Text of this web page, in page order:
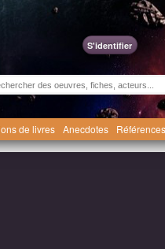
S'identifier
de livres Anecdotes Références